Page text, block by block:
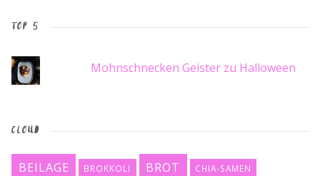
TOP 5
Mohnschnecken Geister zu Halloween
CLOUD
BEILAGE BROKKOLI BROT CHIA-SAMEN